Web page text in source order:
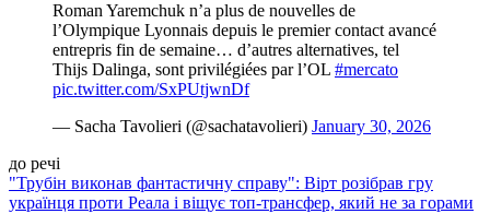
Roman Yaremchuk n’a plus de nouvelles de
l’Olympique Lyonnais depuis le premier contact avancé
entrepris fin de semaine… d’autres alternatives, tel
Thijs Dalinga, sont privilégiées par l’OL #mercato
pic.twitter.com/SxPUtjwnDf
— Sacha Tavolieri (@sachatavolieri) January 30, 2026
до речі
"Трубін виконав фантастичну справу": Вірт розібрав гру
українця проти Реала і віщує топ-трансфер, який не за горами